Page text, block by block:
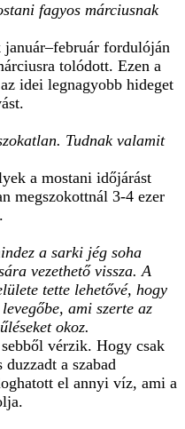
fagyos márciusnak
fordulóján
tolódott. Ezen a
idei legnagyobb hideget
Tudnak valamit
a mostani időjárást
megszokottnál 3-4 ezer
a sarki jég soha
vezethető vissza. A
tette lehetővé, hogy
ami szerte az
okoz.
vérzik. Hogy csak
a szabad
el annyi víz, ami a